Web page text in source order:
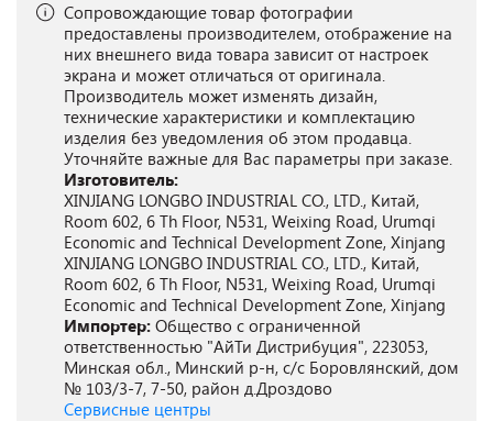
Сопровождающие товар фотографии
предоставлены производителем, отображение на
них внешнего вида товара зависит от настроек
экрана и может отличаться от оригинала.
Производитель может изменять дизайн,
технические характеристики и комплектацию
изделия без уведомления об этом продавца.
Уточняйте важные для Вас параметры при заказе.
Изготовитель:
XINJIANG LONGBO INDUSTRIAL CO., LTD., Китай,
Room 602, 6 Th Floor, N531, Weixing Road, Urumqi
Economic and Technical Development Zone, Xinjang
XINJIANG LONGBO INDUSTRIAL CO., LTD., Китай,
Room 602, 6 Th Floor, N531, Weixing Road, Urumqi
Economic and Technical Development Zone, Xinjang
Импортер: Общество с ограниченной
ответственностью "АйТи Дистрибуция", 223053,
Минская обл., Минский р-н, с/с Боровлянский, дом
№ 103/3-7, 7-50, район д.Дроздово
Сервисные центры